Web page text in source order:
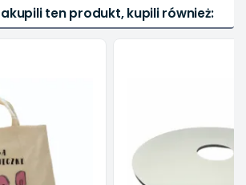
ten produkt, kupili również: